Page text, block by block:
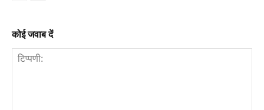
कोई जवाब दें